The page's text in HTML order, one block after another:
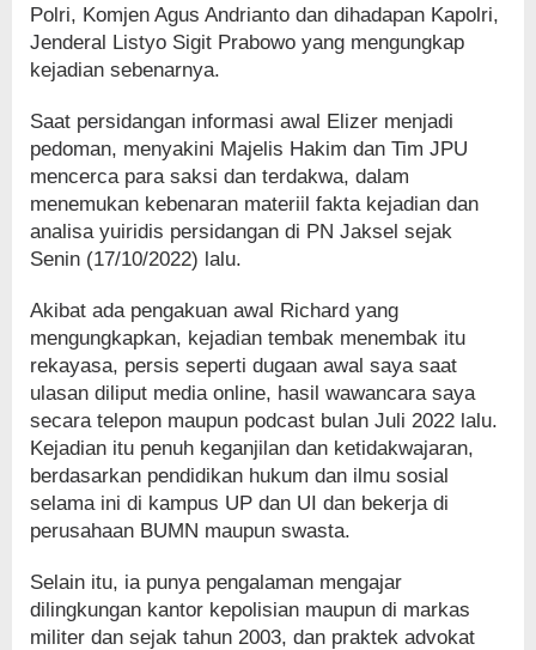
Polri, Komjen Agus Andrianto dan dihadapan Kapolri,
Jenderal Listyo Sigit Prabowo yang mengungkap
kejadian sebenarnya.
Saat persidangan informasi awal Elizer menjadi
pedoman, menyakini Majelis Hakim dan Tim JPU
mencerca para saksi dan terdakwa, dalam
menemukan kebenaran materiil fakta kejadian dan
analisa yuiridis persidangan di PN Jaksel sejak
Senin (17/10/2022) lalu.
Akibat ada pengakuan awal Richard yang
mengungkapkan, kejadian tembak menembak itu
rekayasa, persis seperti dugaan awal saya saat
ulasan diliput media online, hasil wawancara saya
secara telepon maupun podcast bulan Juli 2022 lalu.
Kejadian itu penuh keganjilan dan ketidakwajaran,
berdasarkan pendidikan hukum dan ilmu sosial
selama ini di kampus UP dan UI dan bekerja di
perusahaan BUMN maupun swasta.
Selain itu, ia punya pengalaman mengajar
dilingkungan kantor kepolisian maupun di markas
militer dan sejak tahun 2003, dan praktek advokat